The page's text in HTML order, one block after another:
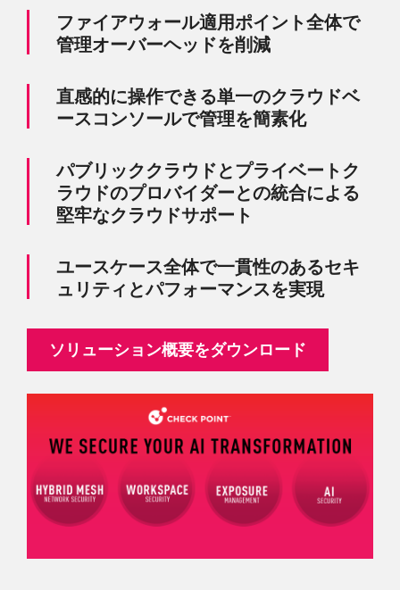
ファイアウォール適用ポイント全体で
管理オーバーヘッドを削減
直感的に操作できる単一のクラウドベ
ースコンソールで管理を簡素化
パブリッククラウドとプライベートク
ラウドのプロバイダーとの統合による
堅牢なクラウドサポート
ユースケース全体で一貫性のあるセキ
ュリティとパフォーマンスを実現
ソリューション概要をダウンロード